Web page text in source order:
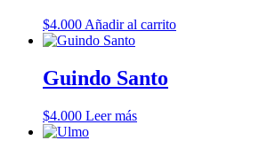
$4.000 Añadir al carrito
Guindo Santo
$4.000 Leer más